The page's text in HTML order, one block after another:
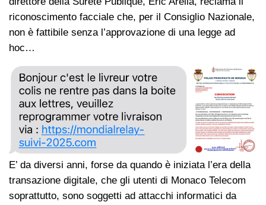
riconoscimento facciale che, per il Consiglio Nazionale,
non è fattibile senza l’approvazione di una legge ad
hoc…
E’ da diversi anni, forse da quando è iniziata l’era della
transazione digitale, che gli utenti di Monaco Telecom
soprattutto, sono soggetti ad attacchi informatici da